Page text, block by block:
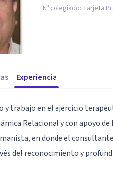
Nº colegiado: Tarjeta
Experiencia
y trabajo en el ejercicio
Relacional y con apoyo
en donde el
del reconocimiento y